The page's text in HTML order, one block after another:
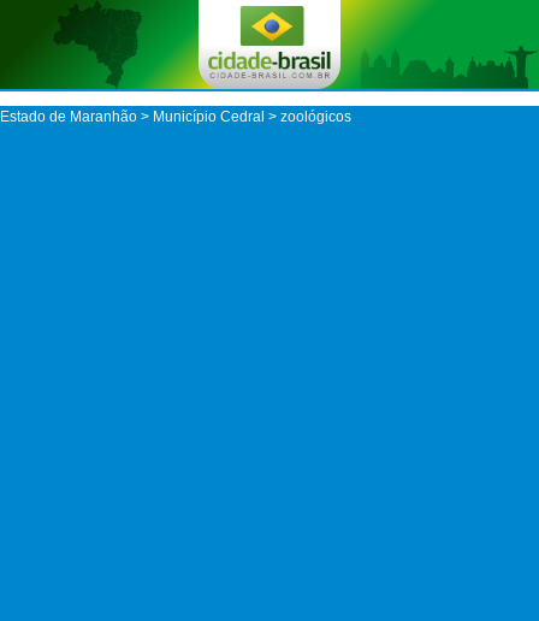
Estado de Maranhão > Município Cedral > zoológicos